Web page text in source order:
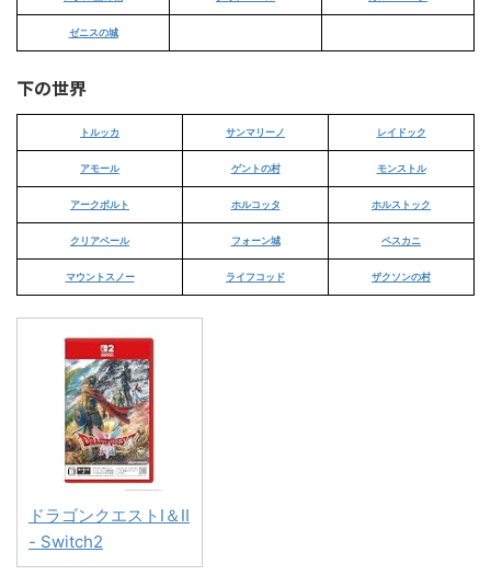
ゼニスの城
下の世界
トルッカ サンマリーノ レイドック
アモール ゲントの村 モンストル
アークボルト ホルコッタ ホルストック
クリアベール フォーン城 ペスカニ
マウントスノー ライフコッド ザクソンの村
ドラゴンクエストI＆II
- Switch2